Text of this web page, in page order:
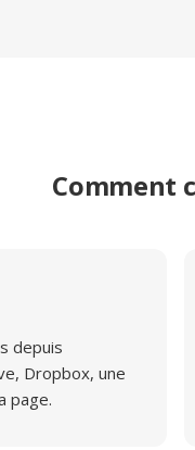
Comment
depuis
Dropbox, une
page.